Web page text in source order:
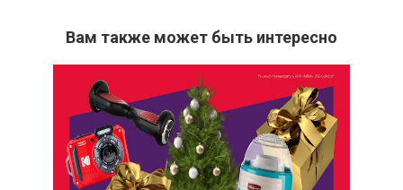
Вам также может быть интересно